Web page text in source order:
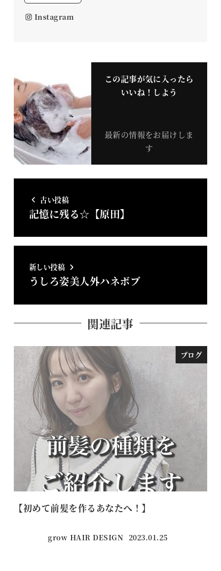
Instagram
この記事が気に入ったら
いいね！しよう
最新の情報をお届けしま
す
古い投稿
記憶に残る☆【原田】
新しい投稿
うしろ姿美人外ハネボブ
関連記事
ブログ
【初めて前髪を作るあなたへ！】
grow HAIR DESIGN 投稿日
2023.01.25